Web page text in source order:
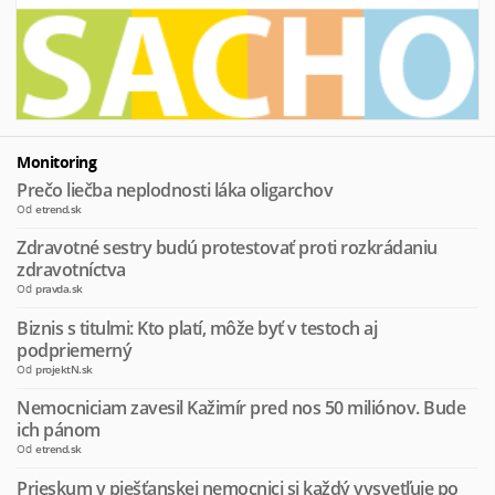
Monitoring
Prečo liečba neplodnosti láka oligarchov
Od etrend.sk
Zdravotné sestry budú protestovať proti rozkrádaniu
zdravotníctva
Od pravda.sk
Biznis s titulmi: Kto platí, môže byť v testoch aj
podpriemerný
Od projektN.sk
Nemocniciam zavesil Kažimír pred nos 50 miliónov. Bude
ich pánom
Od etrend.sk
Prieskum v piešťanskej nemocnici si každý vysvetľuje po